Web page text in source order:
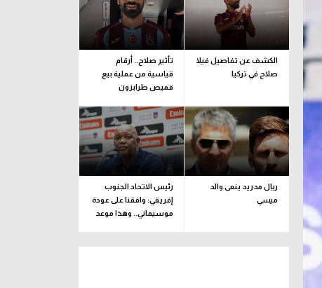
الكشف عن تفاصيل فيلا
صلاح في تركيا
تأثير صلاح.. أرقام
قياسية من عملية بيع
قميص طرابزون
ريال مدريد ينعى والد
ميسي
رئيس الاتحاد الجنوب
إفريقي: وافقنا على عودة
موسيماني.. وهذا موعد